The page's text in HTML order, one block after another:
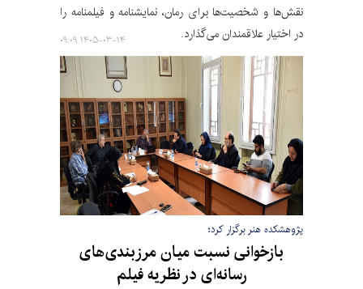
نقش‌ها و شخصیت‌ها برای رمان، نمایشنامه و فیلمنامه را
در اختیار علاقمندان می‌گذارد.
۱۴۰۵-۰۳-۱۴ ۰۹:۰۹
پژوهشکده هنر برگزار کرد؛
بازخوانی نسبت میان مرزبندی‌های
رسانه‌ای در نظریه فیلم